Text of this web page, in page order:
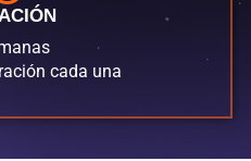
cada una